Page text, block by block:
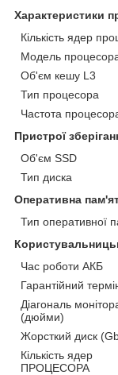
Характеристики
Кількість ядер
Модель
Об'єм кешу L3
Тип процесора
Частота
Пристрої
Об'єм SSD
Тип диска
Оперативна
Тип оперативної
Час роботи АКБ
Гарантійний
Діагональ
(дюйми)
Жорсткий диск
Кількість ядер
ПРОЦЕСОРА